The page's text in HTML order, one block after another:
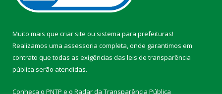
Muito mais que criar site ou sistema para prefeituras!
Realizamos uma assessoria completa, onde garantimos em
contrato que todas as exigências das leis de transparência
pública serão atendidas.
Conheça o PNTP e o Radar da Transparência Pública